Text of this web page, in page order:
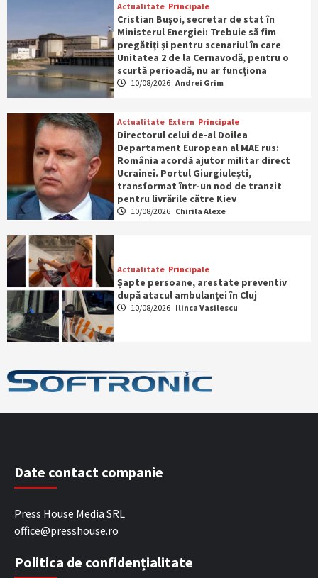
Actualitate Principale
Cristian Buşoi, secretar de stat în
Ministerul Energiei: Trebuie să fim
pregătiţi şi pentru scenariul în care
Unitatea 2 de la Cernavodă, pentru o
scurtă perioadă, nu ar funcţiona
10/08/2026 Andrei Grim
Actualitate Extern Principale
Directorul celui de-al Doilea
Departament European al MAE rus:
România acordă ajutor militar direct
Ucrainei. Portul Giurgiuleşti,
transformat într-un nod de tranzit
pentru livrările către Kiev
10/08/2026 Chirila Alexe
Actualitate Principale
Șapte persoane, arestate preventiv
după atacul ambulanței în Cluj
10/08/2026 Ilinca Vasilescu
Date contact companie
Press House Media SRL
office@presshouse.ro
Politica de confidențialitate